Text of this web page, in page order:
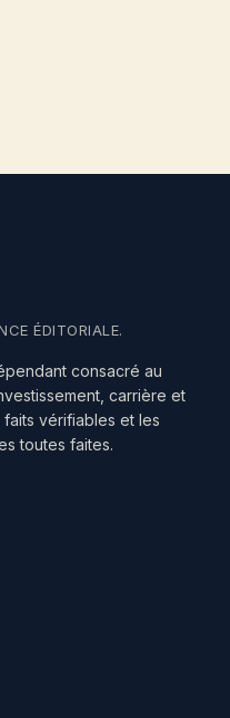
ÉDITORIALE.
consacré au
carrière et
vérifiables et les
toutes faites.